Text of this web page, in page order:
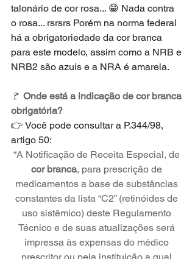
talonário de cor rosa... 😁 Nada contra
o rosa... rsrsrs Porém na norma federal
há a obrigatoriedade da cor branca
para este modelo, assim como a NRB e
NRB2 são azuis e a NRA é amarela.
🚩 Onde está a indicação de cor branca
obrigatória?
👉 Você pode consultar a P.344/98,
artigo 50:
“A Notificação de Receita Especial, de
cor branca, para prescrição de
medicamentos a base de substâncias
constantes da lista “C2” (retinóides de
uso sistêmico) deste Regulamento
Técnico e de suas atualizações será
impressa às expensas do médico